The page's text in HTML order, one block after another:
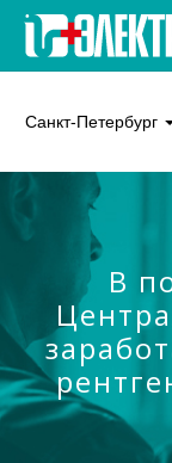
Санкт-Петербург
В